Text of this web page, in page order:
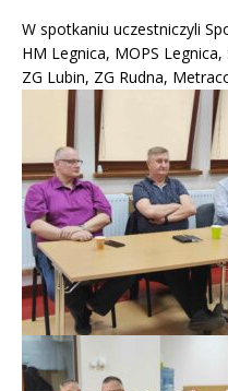
W spotkaniu uczestniczyli
HM Legnica, MOPS
ZG Lubin, ZG Rudna,